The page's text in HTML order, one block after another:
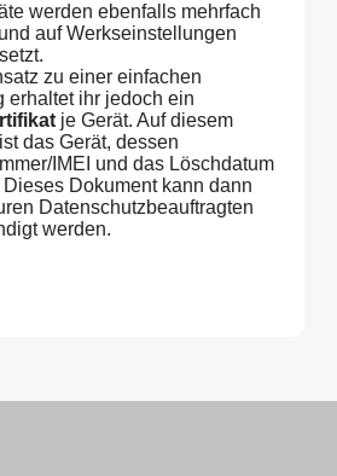
werden ebenfalls mehrfach
auf Werkseinstellungen
zu einer einfachen
erhaltet ihr jedoch ein
je Gerät. Auf diesem
das Gerät, dessen
IMEI und das Löschdatum
Dieses Dokument kann dann
Datenschutzbeauftragten
werden.